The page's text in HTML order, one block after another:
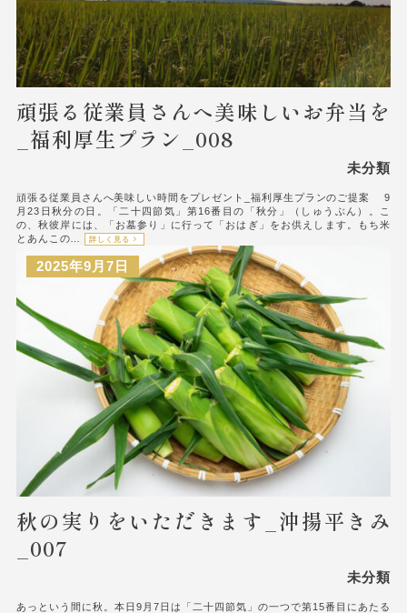
頑張る従業員さんへ美味しいお弁当を
_福利厚生プラン_008
未分類
頑張る従業員さんへ美味しい時間をプレゼント_福利厚生プランのご提案 9
月23日秋分の日。「二十四節気」第16番目の「秋分」（しゅうぶん）。こ
の、秋彼岸には、「お墓参り」に行って「おはぎ」をお供えします。もち米
とあんこの…
詳しく見る
2025年9月7日
秋の実りをいただきます_沖揚平きみ
_007
未分類
あっという間に秋。本日9月7日は「二十四節気」の一つで第15番目にあたる